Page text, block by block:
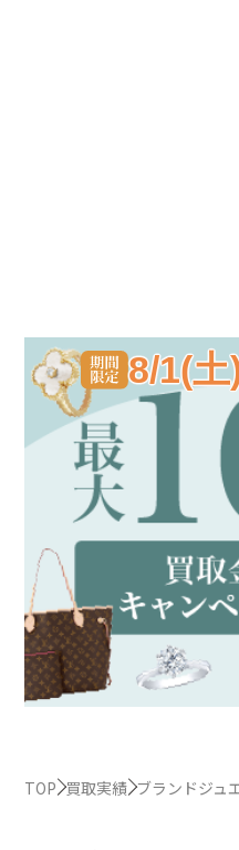
8/1(
TOP 買取実績 ブランドジュ